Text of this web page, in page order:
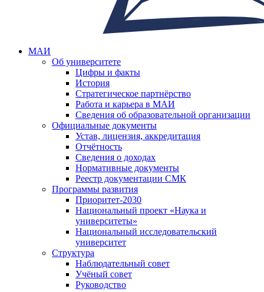
МАИ
Об университете
Цифры и факты
История
Стратегическое партнёрство
Работа и карьера в МАИ
Сведения об образовательной организации
Официальные документы
Устав, лицензия, аккредитация
Отчётность
Сведения о доходах
Нормативные документы
Реестр документации СМК
Программы развития
Приоритет-2030
Национальный проект «Наука и
университеты»
Национальный исследовательский
университет
Структура
Наблюдательный совет
Учёный совет
Руководство